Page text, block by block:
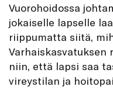
Vuorohoidossa
jokaiselle lapselle
riippumatta siitä,
Varhais­kasvatuksen
niin, että lapsi saa
vireystilan ja